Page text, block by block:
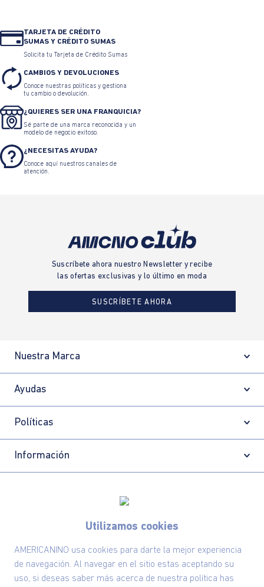
Utilizamos cookies
AMERICANINO usa cookies para darte la mejor experiencia
de navegación. Al navegar en el sitio estas aceptando su
uso, si deseas saber más acerca de nuestra política has
TARJETA DE CRÉDITO
SUMAS Y CRÉDITO SUMAS
Solicita tu Tarjeta de Crédito Sumas
CAMBIOS Y DEVOLUCIONES
Conoce nuestras políticas y gestiona
tu cambio o devolución.
¿QUIERES SER UNA FRANQUICIA?
Sé parte de una marca reconocida y un
modelo de negocio exitoso.
¿NECESITAS AYUDA?
Conoce aquí nuestros canales de
atención.
Suscríbete ahora nuestro Newsletter y recibe
las ofertas exclusivas y lo último en moda
SUSCRÍBETE AHORA
Nuestra Marca
Ayudas
Políticas
Información